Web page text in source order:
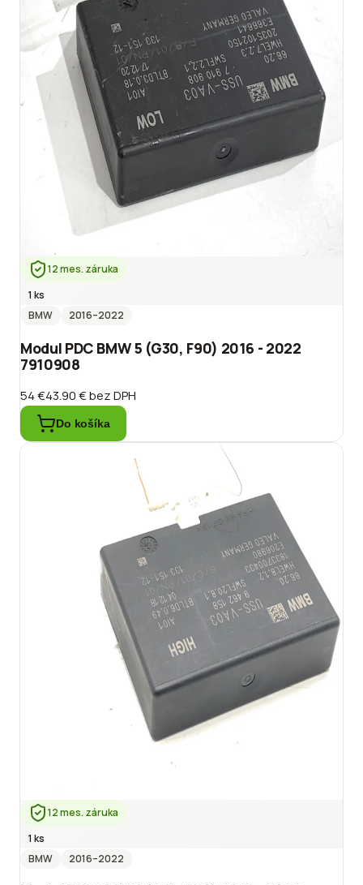
12 mes. záruka
1 ks
BMW
2016–2022
Modul PDC BMW 5 (G30, F90) 2016 - 2022
7910908
54 €43.90 €bez DPH
Do košíka
12 mes. záruka
1 ks
BMW
2016–2022